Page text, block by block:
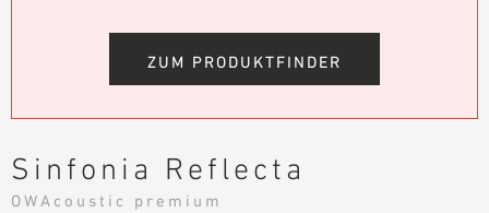
DOMAINES D’UTILISATION
DOCUMENTS D’APPEL D’OFFRES
TÉLÉCHARGEMENTS
ZUM PRODUKTFINDER
Sinfonia Reflecta
OWAcoustic premium